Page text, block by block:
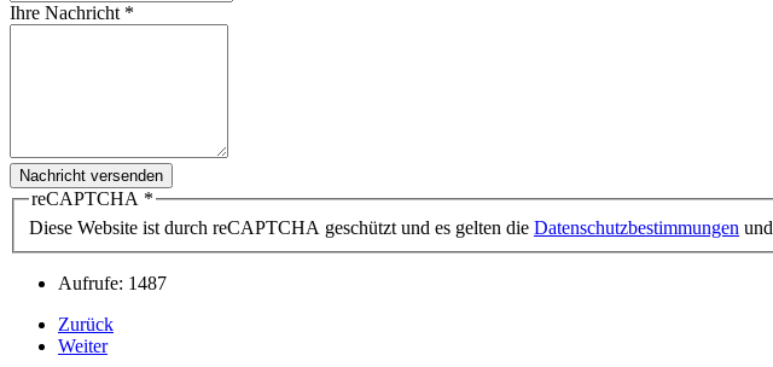
Ihre Nachricht *
Nachricht versenden
reCAPTCHA *
Diese Website ist durch reCAPTCHA geschützt und es gelten die Datenschutzbestimmungen und
Aufrufe: 1487
Zurück
Weiter